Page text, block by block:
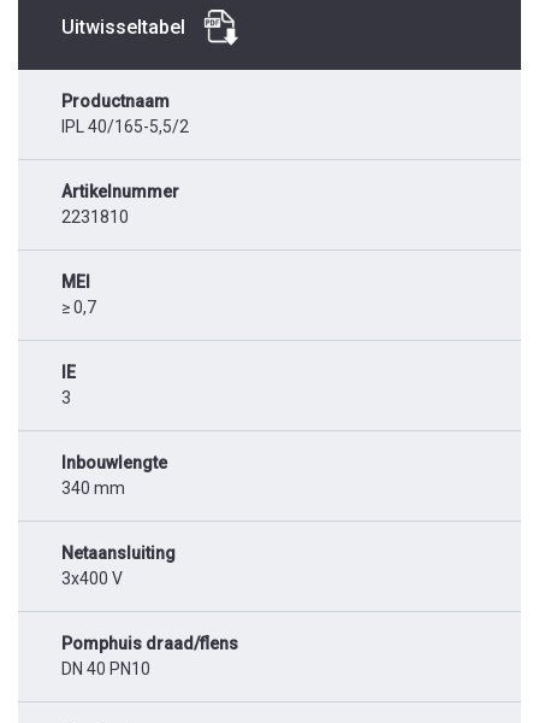
Uitwisseltabel
Productnaam
IPL 40/165-5,5/2
Artikelnummer
2231810
MEI
≥ 0,7
IE
3
Inbouwlengte
340 mm
Netaansluiting
3x400 V
Pomphuis draad/flens
DN 40 PN10